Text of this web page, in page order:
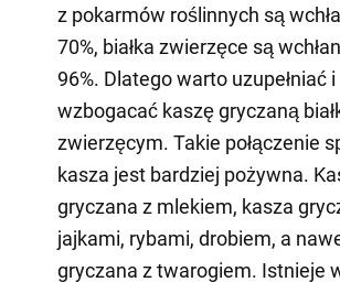
z pokarmów roślinnych są
70%, białka zwierzęce są
96%. Dlatego warto uzupełniać i
wzbogacać kaszę gryczaną
zwierzęcym. Takie połączenie
kasza jest bardziej pożywna.
gryczana z mlekiem, kasza
jajkami, rybami, drobiem, a
gryczana z twarogiem. Istnieje